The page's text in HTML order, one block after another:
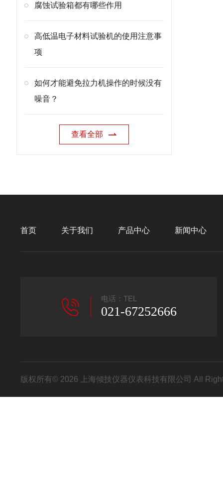
腐蚀试验箱都有哪些作用
高低温电子材料试验机的使用注意事
项
如何才能避免拉力机操作的时候没有
噪音？
查看全部
首页 关于我们 产品中心 新闻中心
电话：TEL
021-67252666
版权所有© 2026 上海倾技仪器仪表科技有限公司 All